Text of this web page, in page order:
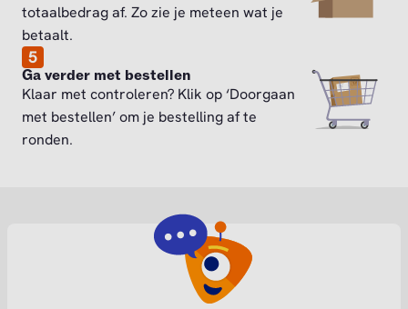
totaalbedrag af. Zo zie je meteen wat je
betaalt.
5
Ga verder met bestellen
Klaar met controleren? Klik op ‘Doorgaan
met bestellen’ om je bestelling af te
ronden.